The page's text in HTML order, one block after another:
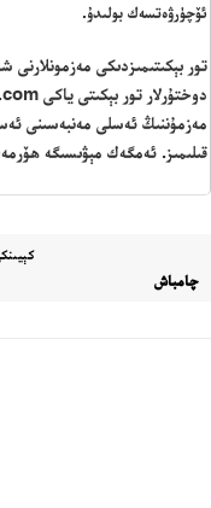
ئۆچۈرۋەتسەك بولىدۇ.
تور بېكىتىمىزدىكى
مەزمۇننىڭ ئەسلى مەنبەسىنى
قىلىمىز. ئەمگەك مېۋىسىگە
چامباش